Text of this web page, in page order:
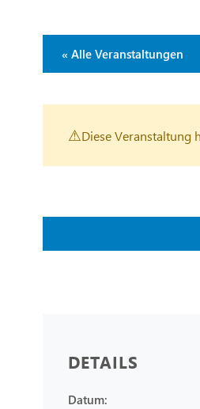
« Alle Veranstaltungen
Diese Veranstaltung
DETAILS
Datum: